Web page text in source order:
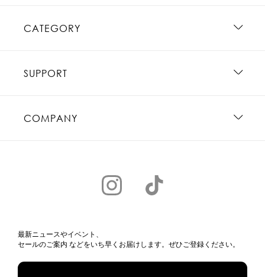
CATEGORY
SUPPORT
COMPANY
最新ニュースやイベント、
セールのご案内 などをいち早くお届けします。ぜひご登録ください。